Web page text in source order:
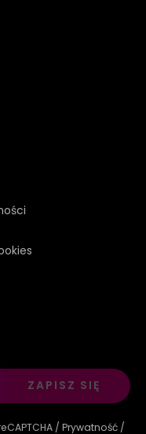
ZAPISZ SIĘ
/ Prywatność /